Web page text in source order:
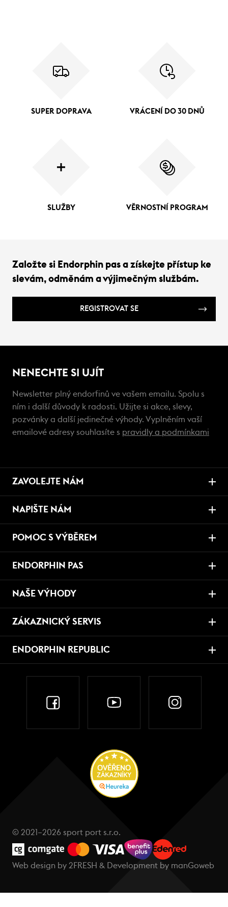
SUPER DOPRAVA VRÁCENÍ DO 30 DNŮ
SLUŽBY VĚRNOSTNÍ PROGRAM
Založte si Endorphin pas a získejte přístup ke
slevám, odměnám a výjimečným službám.
REGISTROVAT SE
NENECHTE SI UJÍT
Newsletter plný endorfinů ve vašem emailu. Spolu s
ním i další důvody k radosti. Užijte si akce, slevy,
pozvánky a další jedinečné výhody. Vyplněním vaší
emailové adresy souhlasíte s pravidly a podmínkami
ZAVOLEJTE NÁM
NAPIŠTE NÁM
POMOC S VÝBĚREM
ENDORPHIN PAS
NAŠE VÝHODY
ZÁKAZNICKÝ SERVIS
ENDORPHIN REPUBLIC
© 2021–2026 sport port s.r.o.
Web design by 2FRESH & Development by manGoweb